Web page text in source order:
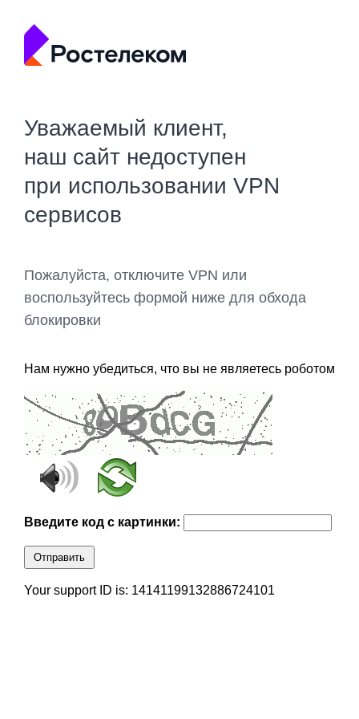
Уважаемый клиент,
наш сайт недоступен
при использовании VPN
сервисов
Пожалуйста, отключите VPN или
воспользуйтесь формой ниже для обхода
блокировки
Нам нужно убедиться, что вы не являетесь роботом
Введите код с картинки:
Отправить
Your support ID is: 14141199132886724101